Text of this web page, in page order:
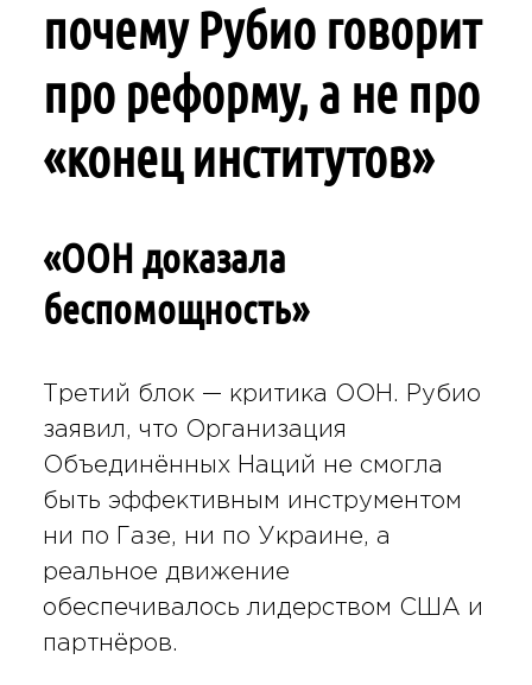
почему Рубио говорит
про реформу, а не про
«конец институтов»
«ООН доказала
беспомощность»
Третий блок — критика ООН. Рубио
заявил, что Организация
Объединённых Наций не смогла
быть эффективным инструментом
ни по Газе, ни по Украине, а
реальное движение
обеспечивалось лидерством США и
партнёров.